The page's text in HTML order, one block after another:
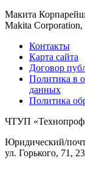
Макита
Makita
Контакты
Карта сайта
Договор
Политика в
данных
Политика
ЧТУП
Юридический/
ул. Горького, 71,